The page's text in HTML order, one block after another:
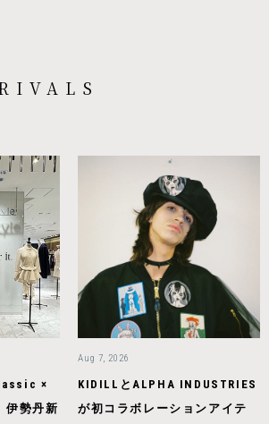
×
勢丹新
Aug 7, 2026
KIDILLとALPHA INDUSTRIES
が初コラボレーションアイテ